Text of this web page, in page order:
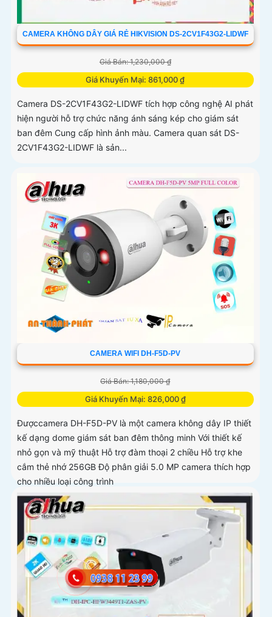
CAMERA KHÔNG DÂY GIÁ RẺ HIKVISION DS-2CV1F43G2-LIDWF
Giá Bán: 1,230,000 ₫
Giá Khuyến Mại: 861,000 ₫
Camera DS-2CV1F43G2-LIDWF tích hợp công nghệ AI phát
hiện người hỗ trợ chức năng ánh sáng kép cho giám sát
ban đêm Cung cấp hình ảnh màu. Camera quan sát DS-
2CV1F43G2-LIDWF là sản...
CAMERA WIFI DH-F5D-PV
Giá Bán: 1,180,000 ₫
Giá Khuyến Mại: 826,000 ₫
Đượccamera DH-F5D-PV là một camera không dây IP thiết
kế dạng dome giám sát ban đêm thông minh Với thiết kế
nhỏ gọn và mỹ thuật Hỗ trợ đàm thoại 2 chiều Hỗ trợ khe
cắm thẻ nhớ 256GB Độ phân giải 5.0 MP camera thích hợp
cho nhiều loại công trình